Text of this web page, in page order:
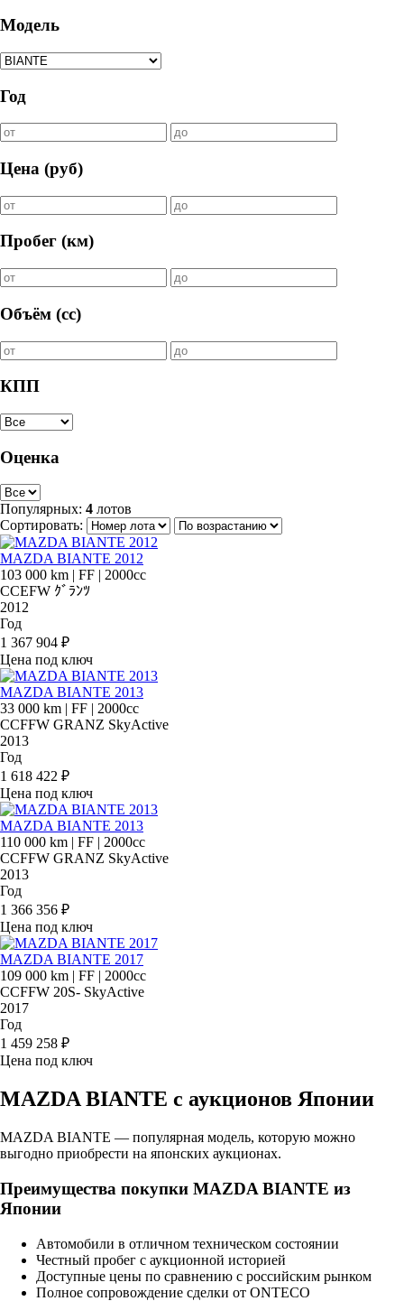
Модель
Год
Цена (руб)
Пробег (км)
Объём (cc)
КПП
Оценка
Популярных: 4 лотов
Сортировать:
MAZDA BIANTE 2012
103 000 km | FF | 2000cc
CCEFW ｸﾞﾗﾝﾂ
2012
Год
1 367 904 ₽
Цена под ключ
MAZDA BIANTE 2013
33 000 km | FF | 2000cc
CCFFW GRANZ SkyActive
2013
Год
1 618 422 ₽
Цена под ключ
MAZDA BIANTE 2013
110 000 km | FF | 2000cc
CCFFW GRANZ SkyActive
2013
Год
1 366 356 ₽
Цена под ключ
MAZDA BIANTE 2017
109 000 km | FF | 2000cc
CCFFW 20S- SkyActive
2017
Год
1 459 258 ₽
Цена под ключ
MAZDA BIANTE с аукционов Японии
MAZDA BIANTE — популярная модель, которую можно
выгодно приобрести на японских аукционах.
Преимущества покупки MAZDA BIANTE из
Японии
Автомобили в отличном техническом состоянии
Честный пробег с аукционной историей
Доступные цены по сравнению с российским рынком
Полное сопровождение сделки от ONTECO